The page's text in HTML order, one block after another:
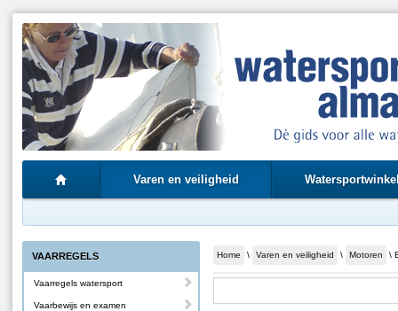
Varen en veiligheid
Home \ Varen en veiligheid \ Motoren \
VAARREGELS
Vaarregels watersport
Vaarbewijs en examen